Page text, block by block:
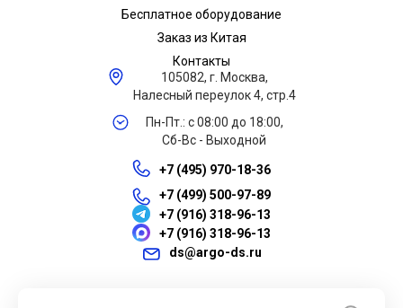
Бесплатное оборудование
Заказ из Китая
Контакты
105082, г. Москва,
Налесный переулок 4, стр.4
Пн-Пт.: с 08:00 до 18:00,
Сб-Вс - Выходной
+7 (495) 970-18-36
+7 (499) 500-97-89
+7 (916) 318-96-13
+7 (916) 318-96-13
ds@argo-ds.ru